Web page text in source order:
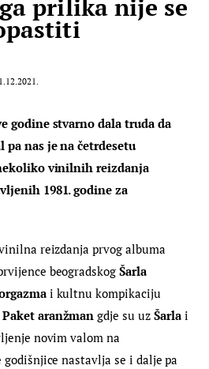
prilika nije se
godine stvarno dala truda da
nas je na četrdesetu
vinilnih reizdanja
1981. godine za
reizdanja prvog albuma
beogradskog Šarla
i kultnu kompikaciju
Paket aranžman gdje su uz Šarla i
novim valom na
nastavlja se i dalje pa